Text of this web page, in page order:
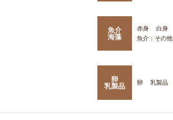
魚介
海藻
赤身 白身
魚介：その他
卵
乳製品
卵 乳製品